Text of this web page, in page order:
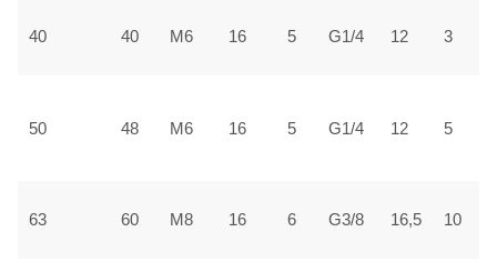
40 40 М6 16 5 G1/4 12 3
50 48 М6 16 5 G1/4 12 5
63 60 М8 16 6 G3/8 16,5 10